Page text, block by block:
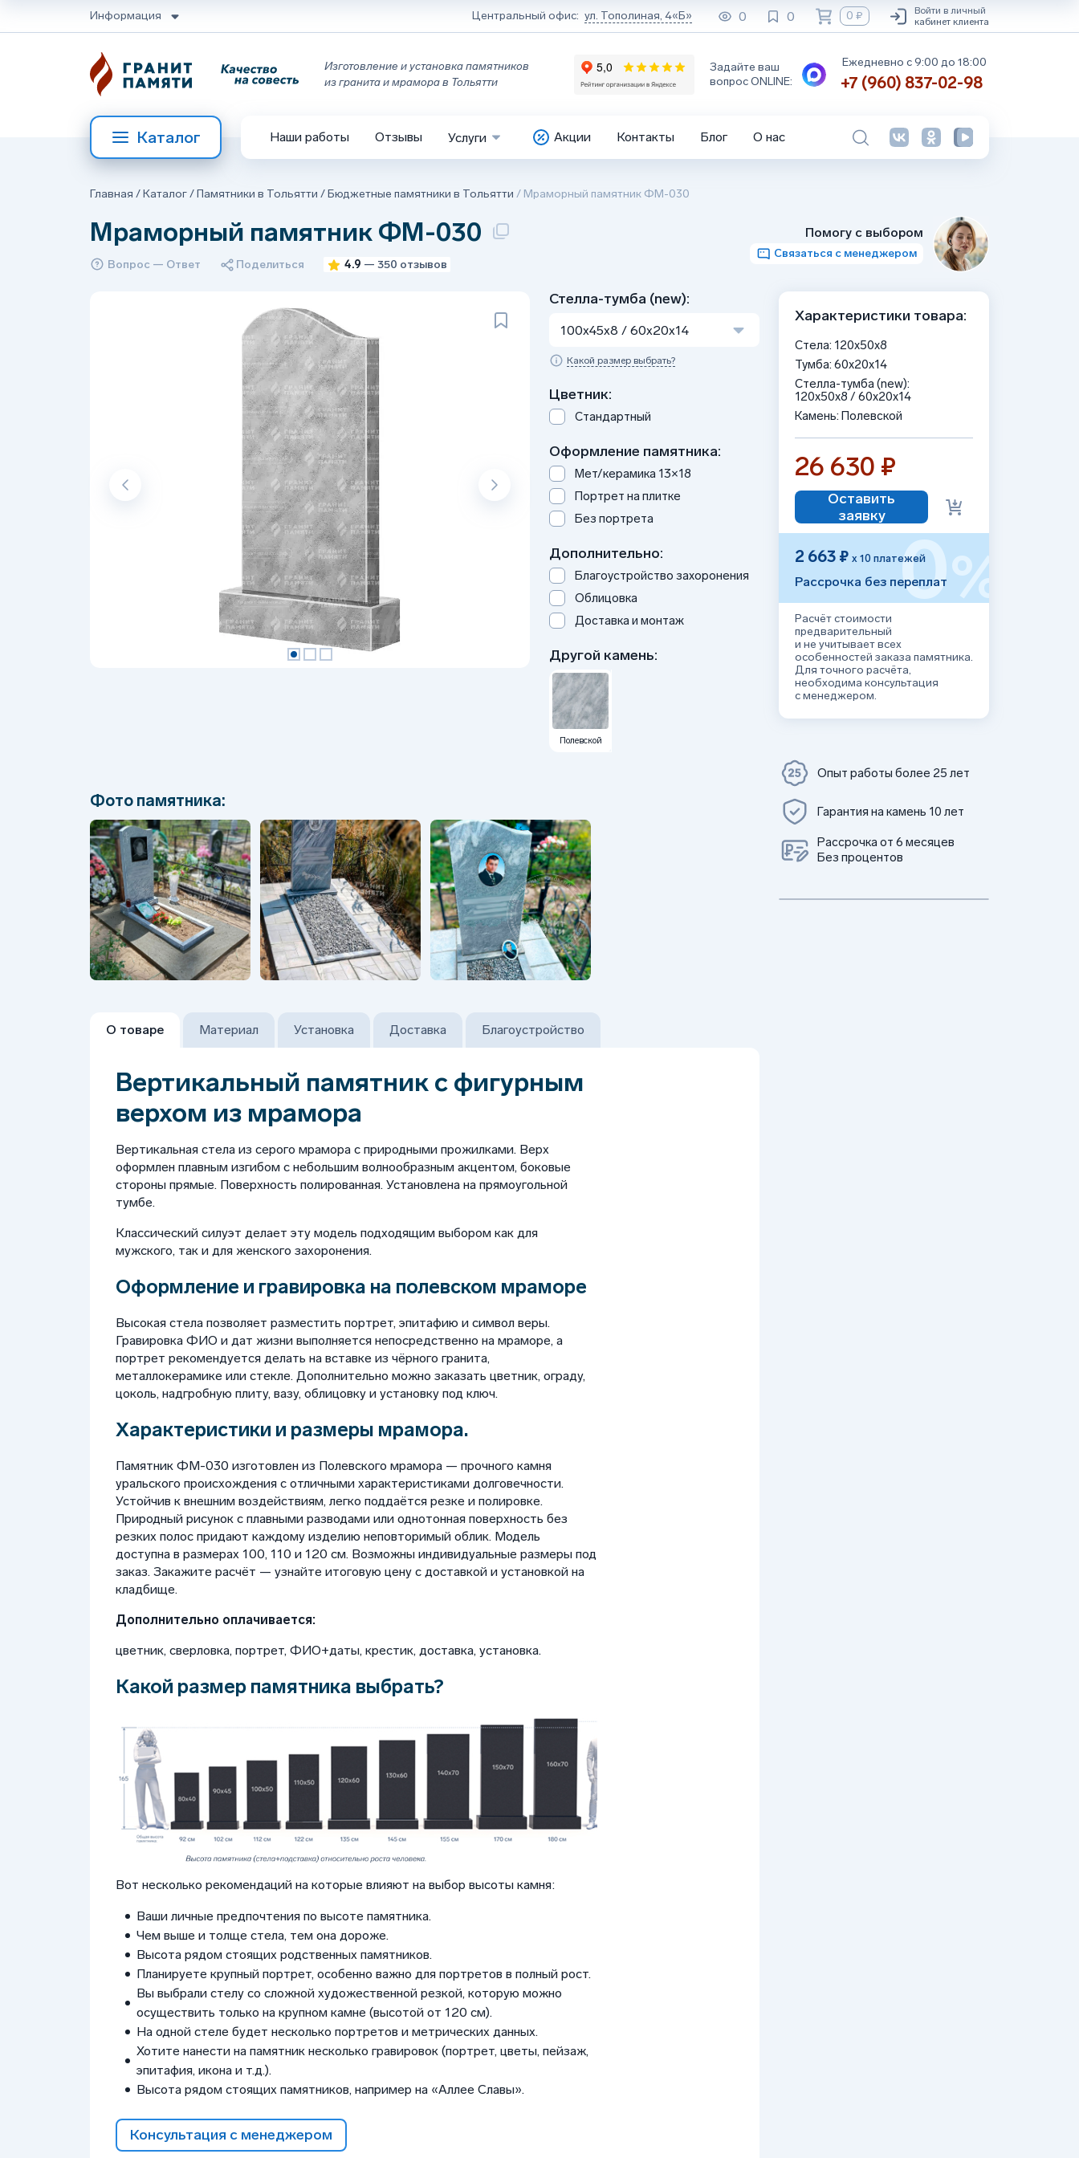
Информация Центральный офис: ул. Тополиная, 4«Б» 0 0 0 ₽
Войти в личный
кабинет клиента
Изготовление и установка памятников
из гранита и мрамора в Тольятти
Задайте ваш
вопрос ONLINE:
Ежедневно с 9:00 до 18:00
+7 (960) 837-02-98
Каталог Наши работы Отзывы Услуги Акции Контакты Блог О нас
Главная /Каталог/Памятники в Тольятти /Бюджетные памятники в Тольятти / Мраморный памятник ФМ-030
Мраморный памятник ФМ-030
Вопрос — Ответ Поделиться 4.9 — 350 отзывов
Помогу с выбором
Связаться с менеджером
Стелла-тумба (new):
100x45x8 / 60x20x14
Какой размер выбрать?
Цветник:
Стандартный
Оформление памятника:
Мет/керамика 13×18
Портрет на плитке
Без портрета
Дополнительно:
Благоустройство захоронения
Облицовка
Доставка и монтаж
Другой камень:
Полевской
Фото памятника:
О товаре Материал Установка Доставка Благоустройство
Вертикальный памятник с фигурным
верхом из мрамора
Вертикальная стела из серого мрамора с природными прожилками. Верх
оформлен плавным изгибом с небольшим волнообразным акцентом, боковые
стороны прямые. Поверхность полированная. Установлена на прямоугольной
тумбе.
Классический силуэт делает эту модель подходящим выбором как для
мужского, так и для женского захоронения.
Оформление и гравировка на полевском мраморе
Высокая стела позволяет разместить портрет, эпитафию и символ веры.
Гравировка ФИО и дат жизни выполняется непосредственно на мраморе, а
портрет рекомендуется делать на вставке из чёрного гранита,
металлокерамике или стекле. Дополнительно можно заказать цветник, ограду,
цоколь, надгробную плиту, вазу, облицовку и установку под ключ.
Характеристики и размеры мрамора.
Памятник ФМ-030 изготовлен из Полевского мрамора — прочного камня
уральского происхождения с отличными характеристиками долговечности.
Устойчив к внешним воздействиям, легко поддаётся резке и полировке.
Природный рисунок с плавными разводами или однотонная поверхность без
резких полос придают каждому изделию неповторимый облик. Модель
доступна в размерах 100, 110 и 120 см. Возможны индивидуальные размеры под
заказ. Закажите расчёт — узнайте итоговую цену с доставкой и установкой на
кладбище.
Дополнительно оплачивается:
цветник, сверловка, портрет, ФИО+даты, крестик, доставка, установка.
Какой размер памятника выбрать?
Вот несколько рекомендаций на которые влияют на выбор высоты камня:
Ваши личные предпочтения по высоте памятника.
Чем выше и толще стела, тем она дороже.
Высота рядом стоящих родственных памятников.
Планируете крупный портрет, особенно важно для портретов в полный рост.
Вы выбрали стелу со сложной художественной резкой, которую можно
осуществить только на крупном камне (высотой от 120 см).
На одной стеле будет несколько портретов и метрических данных.
Хотите нанести на памятник несколько гравировок (портрет, цветы, пейзаж,
эпитафия, икона и т.д.).
Высота рядом стоящих памятников, например на «Аллее Славы».
Консультация с менеджером
Характеристики товара:
Стела: 120x50x8
Тумба: 60x20x14
Стелла-тумба (new):
120x50x8 / 60x20x14
Камень: Полевской
26 630 ₽
Оставить
заявку
2 663 ₽ х 10 платежей
Рассрочка без переплат
0%
Расчёт стоимости
предварительный
и не учитывает всех
особенностей заказа памятника.
Для точного расчёта,
необходима консультация
с менеджером.
Опыт работы более 25 лет
Гарантия на камень 10 лет
Рассрочка от 6 месяцев
Без процентов